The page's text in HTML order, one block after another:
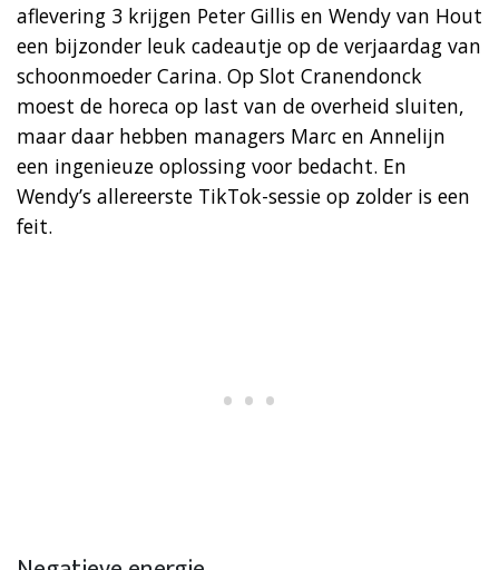
aflevering 3 krijgen Peter Gillis en Wendy van Hout
een bijzonder leuk cadeautje op de verjaardag van
schoonmoeder Carina. Op Slot Cranendonck
moest de horeca op last van de overheid sluiten,
maar daar hebben managers Marc en Annelijn
een ingenieuze oplossing voor bedacht. En
Wendy’s allereerste TikTok-sessie op zolder is een
feit.